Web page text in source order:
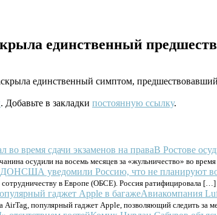
единственный
единственный симптом,
. Добавьте в закладки постоянную ссылку.
В Ростове
осудили на восемь месяцев за «жульничество» во
США уведомили Россию, что не планируют
сотрудничеству в Европе (ОБСЕ). Россия ратифицировала […]
Авиакомпания
AirTag, популярный гаджет Apple, позволяющий следить за